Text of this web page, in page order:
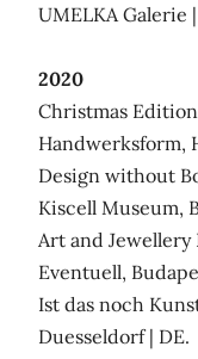
UMELKA Galerie
2020
Christmas
Handwerksform,
Design without
Kiscell Museum,
Art and
Eventuell,
Ist das noch
Duesseldorf | DE.